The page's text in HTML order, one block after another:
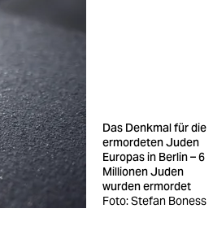
Das Denkmal für die
ermordeten Juden
Europas in Berlin – 6
Millionen Juden
wurden ermordet
Foto: Stefan Boness